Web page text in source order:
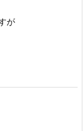
が